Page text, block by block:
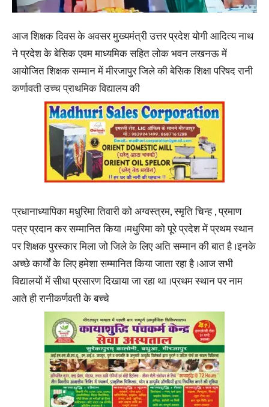
आज शिक्षक दिवस के अवसर मुख्यमंत्री उत्तर प्रदेश योगी आदित्य नाथ
ने प्रदेश के बेसिक एवम माध्यमिक सहित लोक भवन लखनऊ में
आयोजित शिक्षक सम्मान में मीरजापुर जिले की बेसिक शिक्षा परिषद रानी
कर्णावती उच्च प्राथमिक विद्यालय की
प्रधानाध्यापिका मधुरिमा तिवारी को अग्वस्त्रम, स्मृति चिन्ह , प्रमाण
पत्र प्रदान कर सम्मानित किया ।मधुरिमा को पूरे प्रदेश में प्रथम स्थान
पर शिक्षक पुरस्कार मिला जो जिले के लिए अति सम्मान की बात है ।इनके
अच्छे कार्यों के लिए हमेशा सम्मानित किया जाता रहा है ।आज सभी
विद्यालयों में सीधा प्रसारण दिखाया जा रहा था ।प्रथम स्थान पर नाम
आते ही रानीकर्णवती के बच्चे